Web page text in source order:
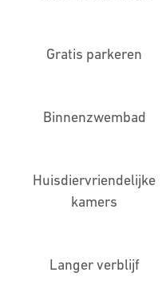
Gratis parkeren
Binnenzwembad
Huisdier­vriendelijke
kamers
Langer verblijf